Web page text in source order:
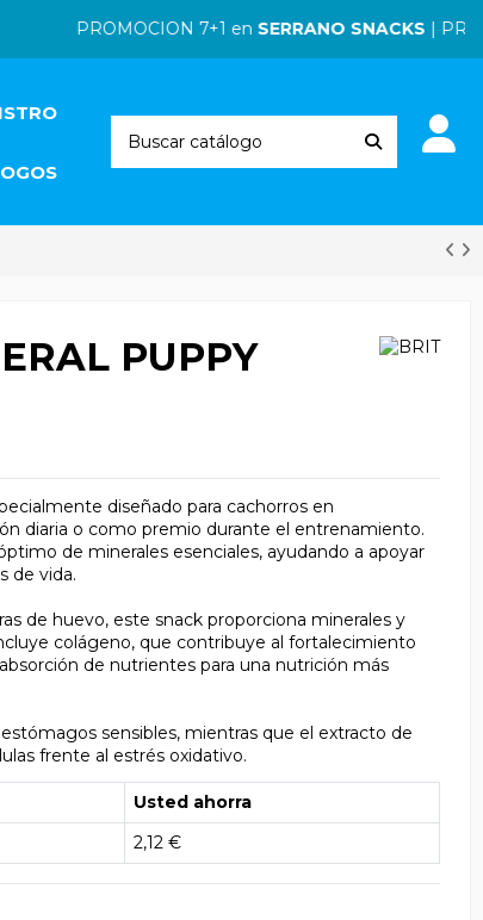
PROMOCION 7+1 en SERRANO SNACKS|
PUPPY
diseñado para cachorros en
diaria o como premio durante el entrenamiento.
de minerales esenciales, ayudando a apoyar
de vida.
de huevo, este snack proporciona minerales y
colágeno, que contribuye al fortalecimiento
de nutrientes para una nutrición más
sensibles, mientras que el extracto de
frente al estrés oxidativo.
Usted ahorra
2,12 €